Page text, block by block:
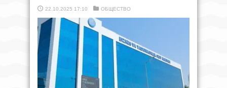
22.10.2025 17:10 ОБЩЕСТВО